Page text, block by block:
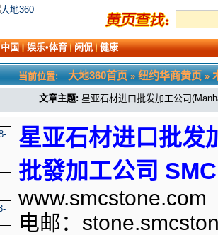
中国 娱乐•体育 闲侃 健康
当前位置: 大地360首页»纽约华商黄页»
文章主题: 星亚石材进口批发加工公司
星亚石材进口批发
批發加工公司
www.smcstone.com
电邮：